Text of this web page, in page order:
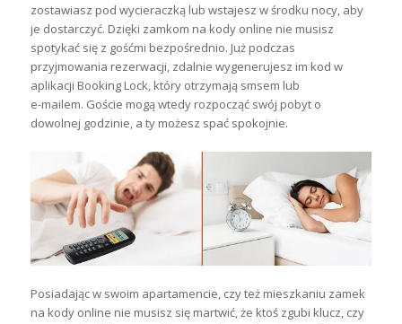
zostawiasz pod wycieraczką lub wstajesz w środku nocy, aby
je dostarczyć. Dzięki zamkom na kody online nie musisz
spotykać się z gośćmi bezpośrednio. Już podczas
przyjmowania rezerwacji, zdalnie wygenerujesz im kod w
aplikacji Booking Lock, który otrzymają smsem lub
e-mailem. Goście mogą wtedy rozpocząć swój pobyt o
dowolnej godzinie, a ty możesz spać spokojnie.
Posiadając w swoim apartamencie, czy też mieszkaniu zamek
na kody online nie musisz się martwić, że ktoś zgubi klucz, czy